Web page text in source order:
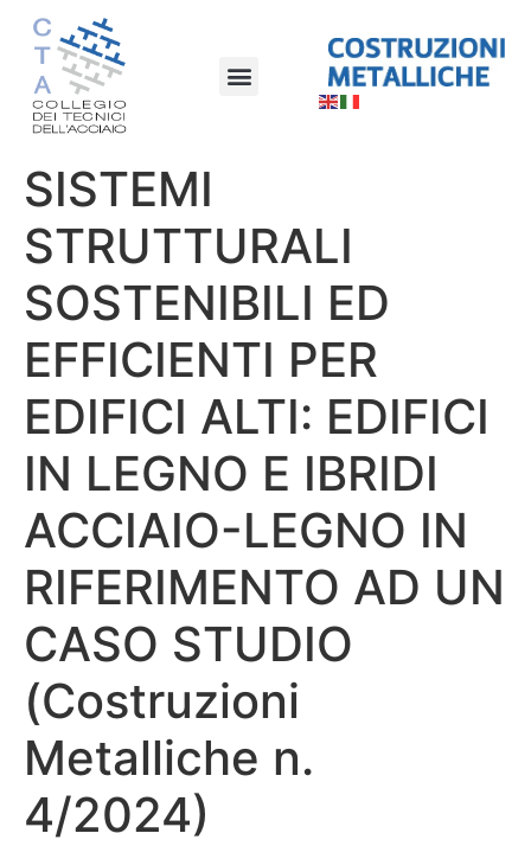
SISTEMI
STRUTTURALI
SOSTENIBILI ED
EFFICIENTI PER
EDIFICI ALTI: EDIFICI
IN LEGNO E IBRIDI
ACCIAIO-LEGNO IN
RIFERIMENTO AD UN
CASO STUDIO
(Costruzioni
Metalliche n.
4/2024)